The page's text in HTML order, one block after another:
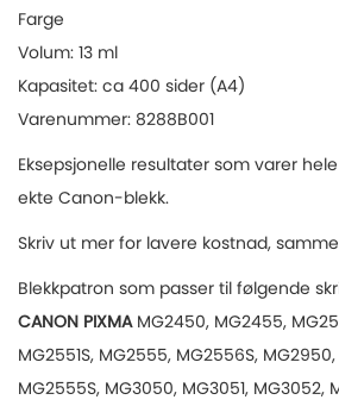
Farge
Volum: 13 ml
Kapasitet: ca 400 sider (A4)
Varenummer: 8288B001
Eksepsjonelle resultater som varer
ekte Canon-blekk.
Skriv ut mer for lavere kostnad,
Blekkpatron som passer til følgende
CANON PIXMAMG2450, MG2455,
MG2551S, MG2555, MG2556S,
MG2555S, MG3050, MG3051, MG3052,